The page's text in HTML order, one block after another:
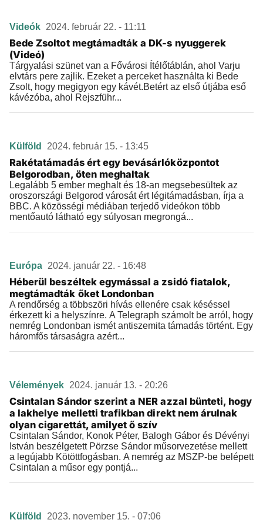
Videók 2024. február 22. - 11:11
Bede Zsoltot megtámadták a DK-s nyuggerek
(Videó)
Tárgyalási szünet van a Fővárosi Ítélőtáblán, ahol Varju
elvtárs pere zajlik. Ezeket a perceket használta ki Bede
Zsolt, hogy megigyon egy kávét.Betért az első útjába eső
kávézóba, ahol Rejszführ...
Külföld 2024. február 15. - 13:45
Rakétatámadás ért egy bevásárlóközpontot
Belgorodban, öten meghaltak
Legalább 5 ember meghalt és 18-an megsebesültek az
oroszországi Belgorod városát ért légitámadásban, írja a
BBC. A közösségi médiában terjedő videókon több
mentőautó látható egy súlyosan megrongá...
Európa 2024. január 22. - 16:48
Héberül beszéltek egymással a zsidó fiatalok,
megtámadták őket Londonban
A rendőrség a többszöri hívás ellenére csak késéssel
érkezett ki a helyszínre. A Telegraph számolt be arról, hogy
nemrég Londonban ismét antiszemita támadás történt. Egy
háromfős társaságra azért...
Vélemények 2024. január 13. - 20:26
Csintalan Sándor szerint a NER azzal bünteti, hogy
a lakhelye melletti trafikban direkt nem árulnak
olyan cigarettát, amilyet ő szív
Csintalan Sándor, Konok Péter, Balogh Gábor és Dévényi
István beszélgetett Pörzse Sándor műsorvezetése mellett
a legújabb Kötöttfogásban. A nemrég az MSZP-be belépett
Csintalan a műsor egy pontjá...
Külföld 2023. november 15. - 07:06